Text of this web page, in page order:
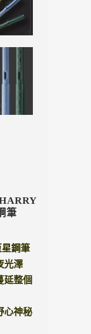
筆
鋼筆
光澤
延整個
心神秘